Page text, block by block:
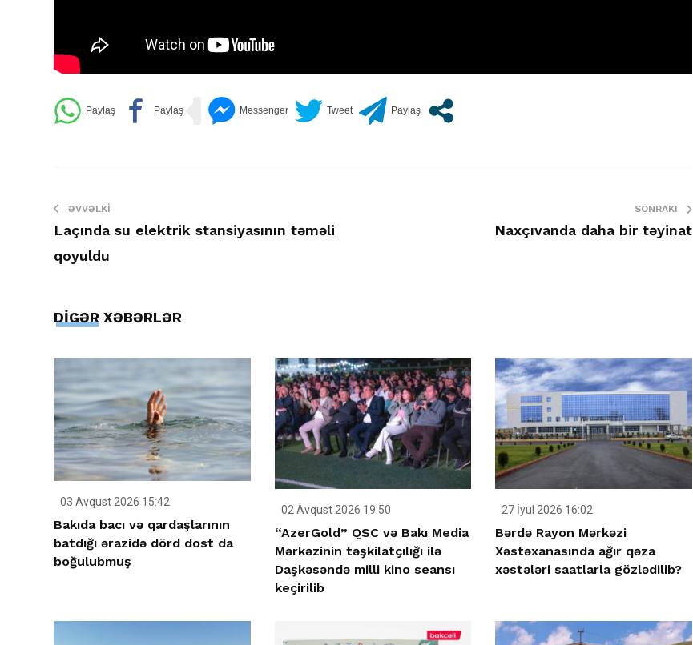
ƏVVƏLKI
Laçında su elektrik stansiyasının təməli
qoyuldu
SONRAKI
Naxçıvanda daha bir təyinat
DİGƏR XƏBƏRLƏR
03 Avqust 2026 15:42
Bakıda bacı və qardaşlarının
batdığı ərazidə dörd dost da
boğulubmuş
02 Avqust 2026 19:50
“AzerGold” QSC və Bakı Media
Mərkəzinin təşkilatçılığı ilə
Daşkəsəndə milli kino seansı
keçirilib
27 İyul 2026 16:02
Bərdə Rayon Mərkəzi
Xəstəxanasında ağır qəza
xəstələri saatlarla gözlədilib?